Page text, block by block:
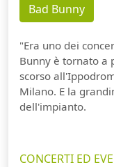
Bad Bunny
"Era uno dei
Bunny è tornato a
scorso
Milano. E la
dell'impianto.
CONCERTI ED